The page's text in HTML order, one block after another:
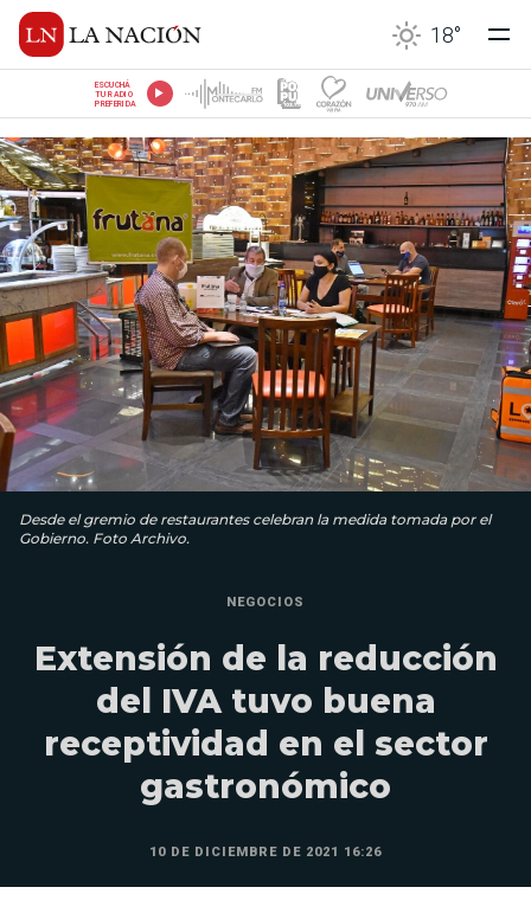
18°
ESCUCHÁ
TU RADIO
PREFERIDA
Desde el gremio de restaurantes celebran la medida tomada por el
Gobierno. Foto Archivo.
NEGOCIOS
Extensión de la reducción
del IVA tuvo buena
receptividad en el sector
gastronómico
10 DE DICIEMBRE DE 2021 16:26